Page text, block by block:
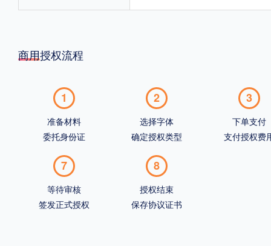
商用授权流程
1
准备材料
委托身份证
2
选择字体
确定授权类型
3
下单支付
支付授权费
7
等待审核
签发正式授权
8
授权结束
保存协议证书